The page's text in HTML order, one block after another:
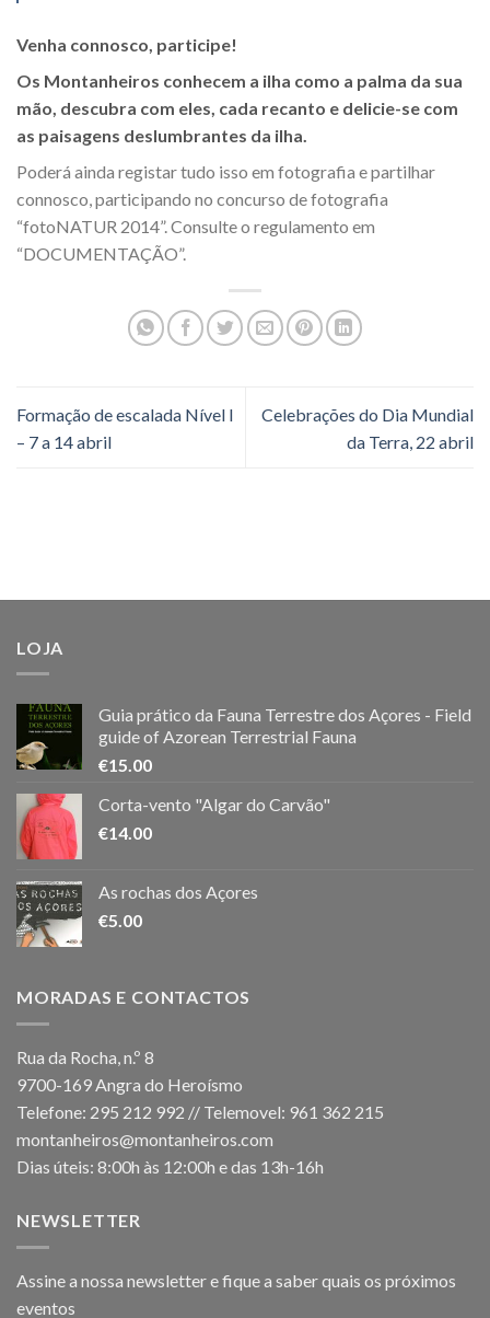
Venha connosco, participe!
Os Montanheiros conhecem a ilha como a palma da sua
mão, descubra com eles, cada recanto e delicie-se com
as paisagens deslumbrantes da ilha.
Poderá ainda registar tudo isso em fotografia e partilhar
connosco, participando no concurso de fotografia
“fotoNATUR 2014”. Consulte o regulamento em
“DOCUMENTAÇÃO”.
Formação de escalada Nível I
– 7 a 14 abril
Celebrações do Dia Mundial
da Terra, 22 abril
LOJA
Guia prático da Fauna Terrestre dos Açores - Field
guide of Azorean Terrestrial Fauna
€15.00
Corta-vento "Algar do Carvão"
€14.00
As rochas dos Açores
€5.00
MORADAS E CONTACTOS
Rua da Rocha, n.º 8
9700-169 Angra do Heroísmo
Telefone: 295 212 992 // Telemovel: 961 362 215
montanheiros@montanheiros.com
Dias úteis: 8:00h às 12:00h e das 13h-16h
NEWSLETTER
Assine a nossa newsletter e fique a saber quais os próximos
eventos